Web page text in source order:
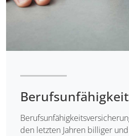
den letzten Jahren billiger